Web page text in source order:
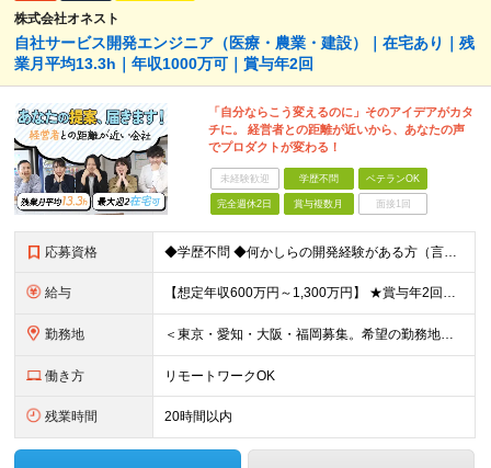
株式会社オネスト
自社サービス開発エンジニア（医療・農業・建設）｜在宅あり｜残
業月平均13.3h｜年収1000万可｜賞与年2回
「自分ならこう変えるのに」そのアイデアがカタ
チに。 経営者との距離が近いから、あなたの声
でプロダクトが変わる！
未経験歓迎 学歴不問 ベテランOK
完全週休2日 賞与複数月 面接1回
応募資格 ◆学歴不問 ◆何かしらの開発経験がある方（言語不問） ◆マネジメント経験がある方（規模不問） ＜以下のような方を歓迎します＞ ◎これまでの経験を活かし管理職を目指したい方 ◎新しいサービスの企画から
給与 【想定年収600万円～1,300万円】 ★賞与年2回＋勤務地手当＋残業手当（年平均残業時間にて算出）を含む ※基本給＋勤務地手当＋役職手当 ※勤務地手当：結婚の有無に関係なく、物価などの違いを考慮して
勤務地 ＜東京・愛知・大阪・福岡募集。希望の勤務地で働けます＞ 希望通りの配属＆転勤も基本なし！ 「プロジェクト人員の枠を広げたい」などといった、 会社からの強制的な異動・出向依頼はありません。 ■東京オフ
働き方 リモートワークOK
残業時間 20時間以内